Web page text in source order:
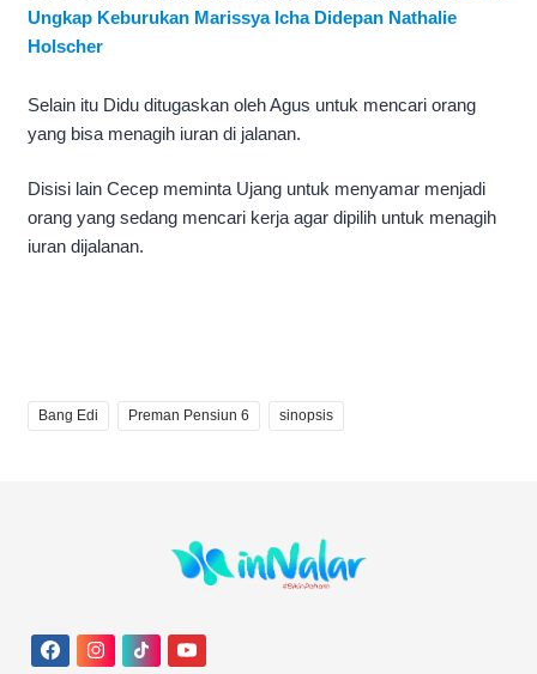
Ungkap Keburukan Marissya Icha Didepan Nathalie
Holscher
Selain itu Didu ditugaskan oleh Agus untuk mencari orang
yang bisa menagih iuran di jalanan.
Disisi lain Cecep meminta Ujang untuk menyamar menjadi
orang yang sedang mencari kerja agar dipilih untuk menagih
iuran dijalanan.
Bang Edi Preman Pensiun 6 sinopsis